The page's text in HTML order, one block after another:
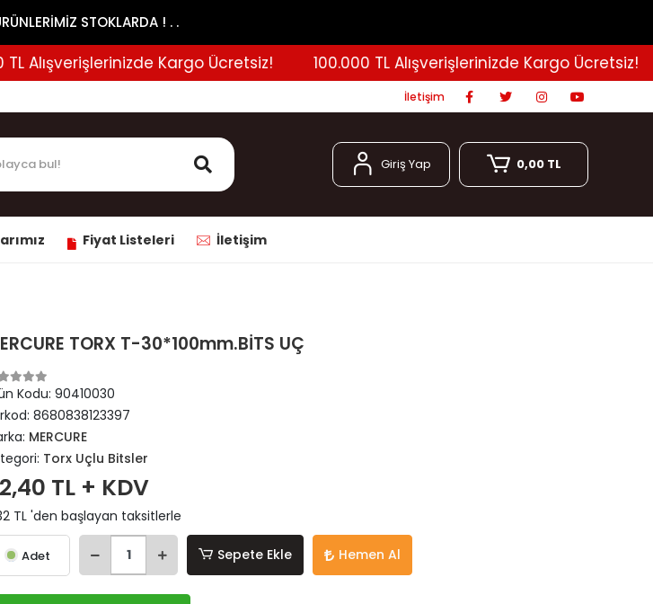
STOKLARDA ! . .
Alışverişlerinizde Kargo Ücretsiz! 100.000 TL Alışverişlerinizde Kargo Ücretsiz!
İletişim
Giriş Yap 0,00 TL
Fiyat Listeleri İletişim
TORX T-30*100mm.BİTS UÇ
Kodu:90410030
8680838123397
MERCURE
Torx Uçlu Bitsler
TL + KDV
TL 'den başlayan taksitlerle
Adet Sepete Ekle Hemen Al